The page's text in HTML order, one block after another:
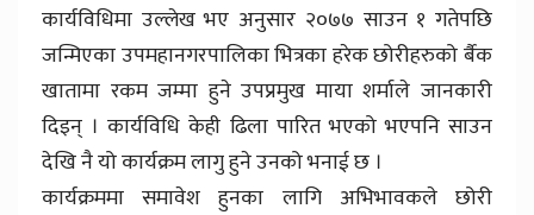
कार्यविधिमा उल्लेख भए अनुसार २०७७ साउन १ गतेपछि
जन्मिएका उपमहानगरपालिका भित्रका हरेक छोरीहरुको र्बैक
खातामा रकम जम्मा हुने उपप्रमुख माया शर्माले जानकारी
दिइन् । कार्यविधि केही ढिला पारित भएको भएपनि साउन
देखि नै यो कार्यक्रम लागु हुने उनको भनाई छ ।
कार्यक्रममा समावेश हुनका लागि अभिभावकले छोरी